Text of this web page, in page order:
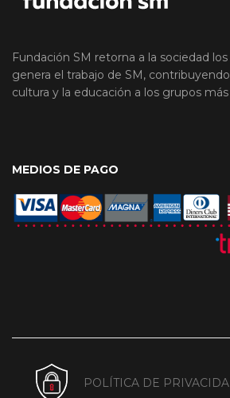
Fundación SM retorna a la sociedad
genera el trabajo de SM,
cultura y la educación a los grupos
MEDIOS DE PAGO
POLÍTICA DE